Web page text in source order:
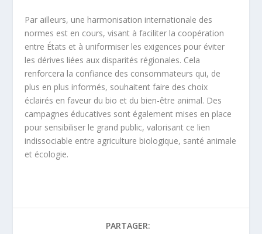
Par ailleurs, une harmonisation internationale des
normes est en cours, visant à faciliter la coopération
entre États et à uniformiser les exigences pour éviter
les dérives liées aux disparités régionales. Cela
renforcera la confiance des consommateurs qui, de
plus en plus informés, souhaitent faire des choix
éclairés en faveur du bio et du bien-être animal. Des
campagnes éducatives sont également mises en place
pour sensibiliser le grand public, valorisant ce lien
indissociable entre agriculture biologique, santé animale
et écologie.
PARTAGER: